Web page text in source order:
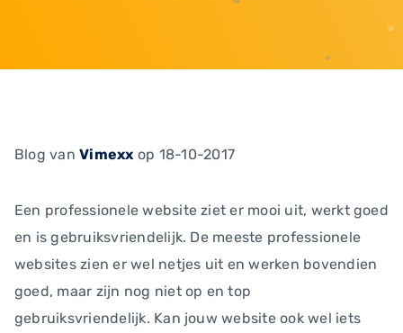
Blog vanVimexx op 18-10-2017
Een professionele website ziet er mooi uit, werkt goed
en is gebruiksvriendelijk. De meeste professionele
websites zien er wel netjes uit en werken bovendien
goed, maar zijn nog niet op en top
gebruiksvriendelijk. Kan jouw website ook wel iets